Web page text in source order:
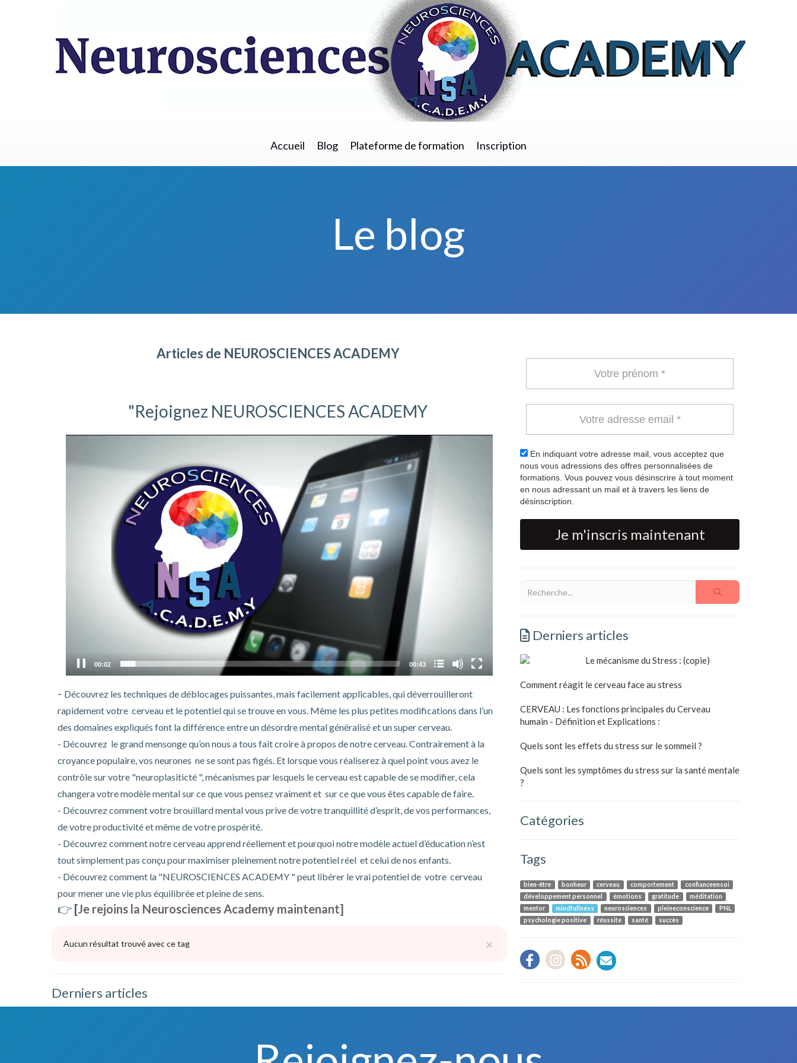
Accueil Blog Plateforme de formation Inscription
Le blog
Articles de NEUROSCIENCES ACADEMY
"Rejoignez NEUROSCIENCES ACADEMY
00:03 00:43
Nom du chapitre
- Découvrez les techniques de déblocages puissantes, mais facilement applicables, qui déverrouilleront
rapidement votre cerveau et le potentiel qui se trouve en vous. Même les plus petites modifications dans l’un
des domaines expliqués font la différence entre un désordre mental généralisé et un super cerveau.
- Découvrez le grand mensonge qu’on nous a tous fait croire à propos de notre cerveau. Contrairement à la
croyance populaire, vos neurones ne se sont pas figés. Et lorsque vous réaliserez à quel point vous avez le
contrôle sur votre "neuroplasiticté ", mécanismes par lesquels le cerveau est capable de se modifier, cela
changera votre modèle mental sur ce que vous pensez vraiment et sur ce que vous êtes capable de faire.
- Découvrez comment votre brouillard mental vous prive de votre tranquillité d’esprit, de vos performances,
de votre productivité et même de votre prospérité.
- Découvrez comment notre cerveau apprend réellement et pourquoi notre modèle actuel d’éducation n’est
tout simplement pas conçu pour maximiser pleinement notre potentiel réel et celui de nos enfants.
- Découvrez comment la "NEUROSCIENCES ACADEMY " peut libérer le vrai potentiel de votre cerveau
pour mener une vie plus équilibrée et pleine de sens.
👉 [Je rejoins la Neurosciences Academy maintenant]
×
Aucun résultat trouvé avec ce tag
Derniers articles
En indiquant votre adresse mail, vous acceptez que
nous vous adressions des offres personnalisées de
formations. Vous pouvez vous désinscrire à tout moment
en nous adressant un mail et à travers les liens de
désinscription.
Je m'inscris maintenant
Derniers articles
Le mécanisme du Stress : (copie)
Comment réagit le cerveau face au stress
CERVEAU : Les fonctions principales du Cerveau
humain - Définition et Explications :
Quels sont les effets du stress sur le sommeil ?
Quels sont les symptômes du stress sur la santé mentale
?
Catégories
Tags
bien-être bonheur cerveau comportement
confianceensoi
développement personnel
émotions gratitude
méditation
mentor
mindfullness neurosciences pleineconscience
PNL
psychologie positive
réussite santé succès